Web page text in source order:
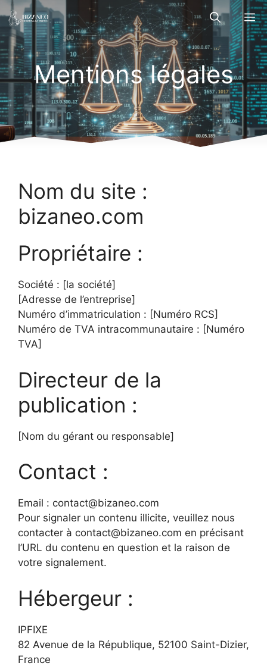
Aller
au
contenu
Mentions légales
Nom du site :
bizaneo.com
Propriétaire :
Société : [la société]
[Adresse de l’entreprise]
Numéro d’immatriculation : [Numéro RCS]
Numéro de TVA intracommunautaire : [Numéro
TVA]
Directeur de la
publication :
[Nom du gérant ou responsable]
Contact :
Email : contact@bizaneo.com
Pour signaler un contenu illicite, veuillez nous
contacter à contact@bizaneo.com en précisant
l’URL du contenu en question et la raison de
votre signalement.
Hébergeur :
IPFIXE
82 Avenue de la République, 52100 Saint-Dizier,
France